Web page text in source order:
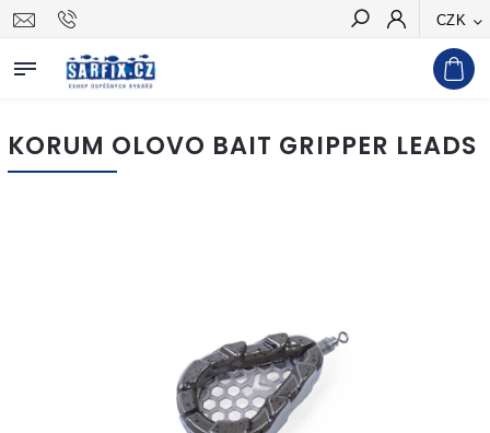
CZK
Hledat
KORUM OLOVO BAIT GRIPPER LEADS